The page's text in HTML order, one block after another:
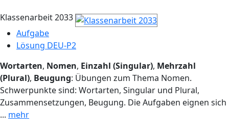
Klassenarbeit 2033
Aufgabe
Lösung DEU-P2
Wortarten, Nomen, Einzahl (Singular), Mehrzahl
(Plural), Beugung: Übungen zum Thema Nomen.
Schwerpunkte sind: Wortarten, Singular und Plural,
Zusammensetzungen, Beugung. Die Aufgaben eignen sich
... mehr